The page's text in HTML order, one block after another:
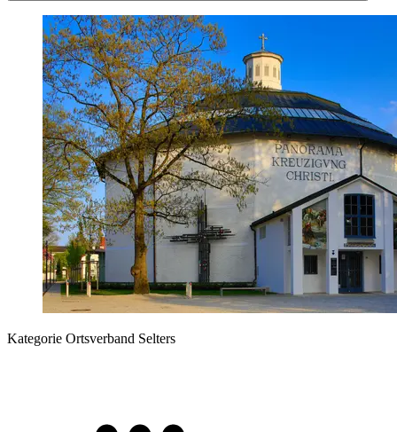
Kategorie Ortsverband Selters